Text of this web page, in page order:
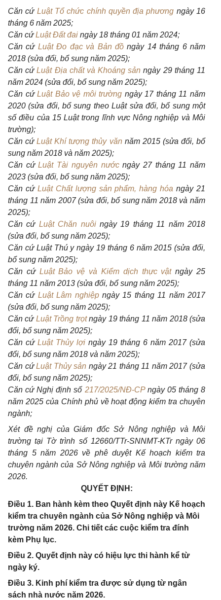
Căn cứ Luật Tổ chức chính quyền địa phương ngày 16
tháng 6 năm 2025;
Căn cứLuật Đất đai ngày 18 tháng 01 năm 2024;
Căn cứ Luật Đo đạc và Bản đồngày 14 tháng 6 năm
2018 (sửa đổi, bổ sung năm 2025);
Căn cứLuật Địa chất và Khoáng sảnngày 29 tháng 11
năm 2024 (sửa đổi, bổ sung năm 2025);
Căn cứLuật Bảo vệ môi trường ngày 17 tháng 11 năm
2020 (sửa đổi, bổ sung theo Luật sửa đổi, bổ sung một
số điều của 15 Luật trong lĩnh vực Nông nghiệp và Môi
trường);
Căn cứLuật Khí tượng thủy vănnăm 2015 (sửa đổi, bổ
sung năm 2018 và năm 2025);
Căn cứLuật Tài nguyên nướcngày 27 tháng 11 năm
2023 (sửa đổi, bổ sung năm 2025);
Căn cứ Luật Chất lượng sản phẩm, hàng hóangày 21
tháng 11 năm 2007 (sửa đổi, bổ sung năm 2018 và năm
2025);
Căn cứ Luật Chăn nuôingày 19 tháng 11 năm 2018
(sửa đổi, bổ sung năm 2025);
Căn cứ Luật Thú y ngày 19 tháng 6 năm 2015 (sửa đổi,
bổ sung năm 2025);
Căn cứ Luật Bảo vệ và Kiểm dịch thực vậtngày 25
tháng 11 năm 2013 (sửa đổi, bổ sung năm 2025);
Căn cứ Luật Lâm nghiệpngày 15 tháng 11 năm 2017
(sửa đổi, bổ sung năm 2025);
Căn cứ Luật Trồng trọtngày 19 tháng 11 năm 2018 (sửa
đổi, bổ sung năm 2025);
Căn cứ Luật Thủy lợi ngày 19 tháng 6 năm 2017 (sửa
đổi, bổ sung năm 2018 và năm 2025);
Căn cứLuật Thủy sản ngày 21 tháng 11 năm 2017 (sửa
đổi, bổ sung năm 2025);
Căn cứ Nghị định số 217/2025/NĐ-CPngày 05 tháng 8
năm 2025 của Chính phủ về hoạt động kiểm tra chuyên
ngành;
Xét đề nghị của Giám đốc Sở Nông nghiệp và Môi
trường tại Tờ trình số 12660/TTr-SNNMT-KTr ngày 06
tháng 5 năm 2026 về phê duyệt Kế hoạch kiểm tra
chuyên ngành của Sở Nông nghiệp và Môi trường năm
2026.
QUYẾT ĐỊNH:
Điều 1. Ban hành kèm theo Quyết định này Kế hoạch
kiểm tra chuyên ngành của Sở Nông nghiệp và Môi
trường năm 2026. Chi tiết các cuộc kiểm tra đính
kèm Phụ lục.
Điều 2. Quyết định này có hiệu lực thi hành kể từ
ngày ký.
Điều 3. Kinh phí kiểm tra được sử dụng từ ngân
sách nhà nước năm 2026.